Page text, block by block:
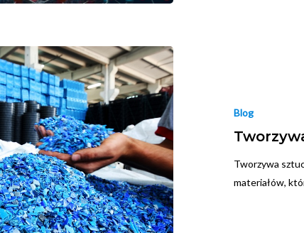
Blog
Tworzywa
materiałów,